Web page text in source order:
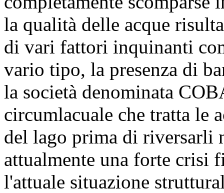
la qualità delle acque
di vari fattori inquinanti
vario tipo, la presenza di
la società denominata
circumlacuale che tratta le
del lago prima di riversarli
attualmente una forte crisi
l'attuale situazione